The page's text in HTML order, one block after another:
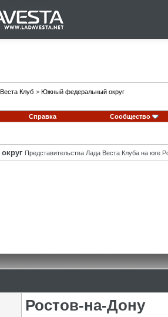
Клуб > Южный федеральный округ
Справка Сообщество
Представительства Лада Веста Клуба на юге
Ростов-на-Дону